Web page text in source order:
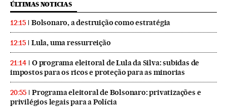
ÚLTIMAS NOTICIAS
12:15 Bolsonaro, a destruição como estratégia
12:15 Lula, uma ressurreição
21:14
O programa eleitoral de Lula da Silva: subidas de
impostos para os ricos e proteção para as minorias
20:55
Programa eleitoral de Bolsonaro: privatizações e
privilégios legais para a Polícia